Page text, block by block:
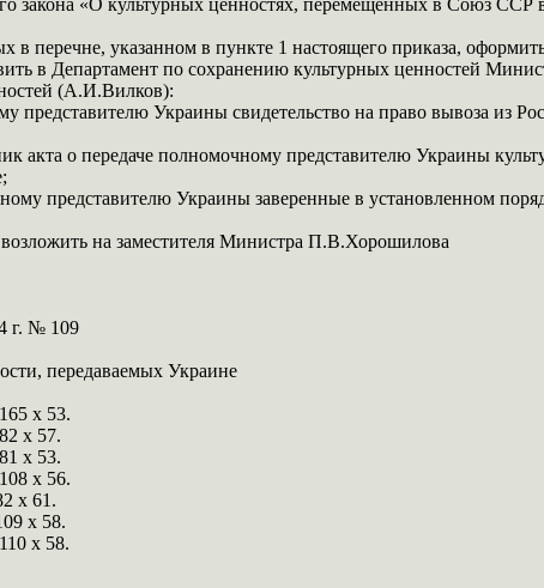
закона «О культурных ценностях, перемещенных в Союз ССР
в перечне, указанном в пункте 1 настоящего приказа,
в Департамент по сохранению культурных ценностей
(А.И.Вилков):
представителю Украины свидетельство на право вывоза из
акта о передаче полномочному представителю Украины
представителю Украины заверенные в установленном
на заместителя Министра П.В.Хорошилова
г. № 109
передаваемых Украине
х 53.
х 57.
х 53.
х 56.
х 61.
х 58.
х 58.